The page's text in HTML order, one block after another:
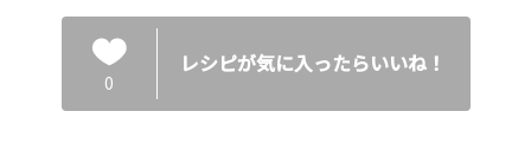
0
レシピが気に入ったらいいね！